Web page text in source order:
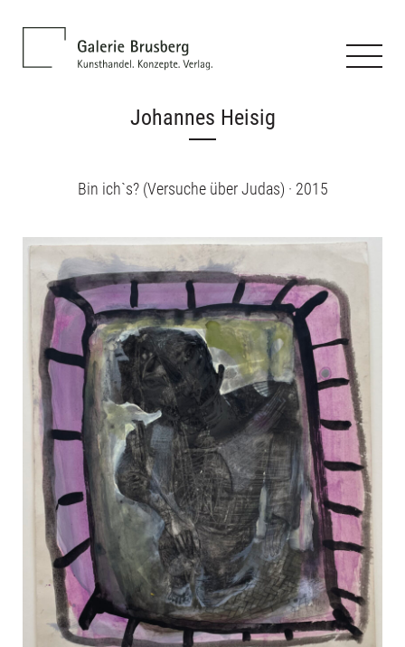
Johannes Heisig
Bin ich`s? (Versuche über Judas) · 2015